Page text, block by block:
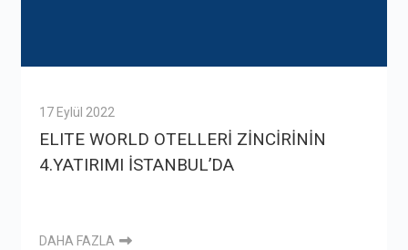
17 Eylül 2022
ELITE WORLD OTELLERİ ZİNCİRİNİN
4.YATIRIMI İSTANBUL’DA
DAHA FAZLA